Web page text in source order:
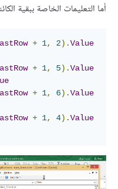
أما التعليمات الخاصة ببقية
+ 1, 2).Value
+ 1, 5).Value
+ 1, 6).Value
+ 1, 4).Value